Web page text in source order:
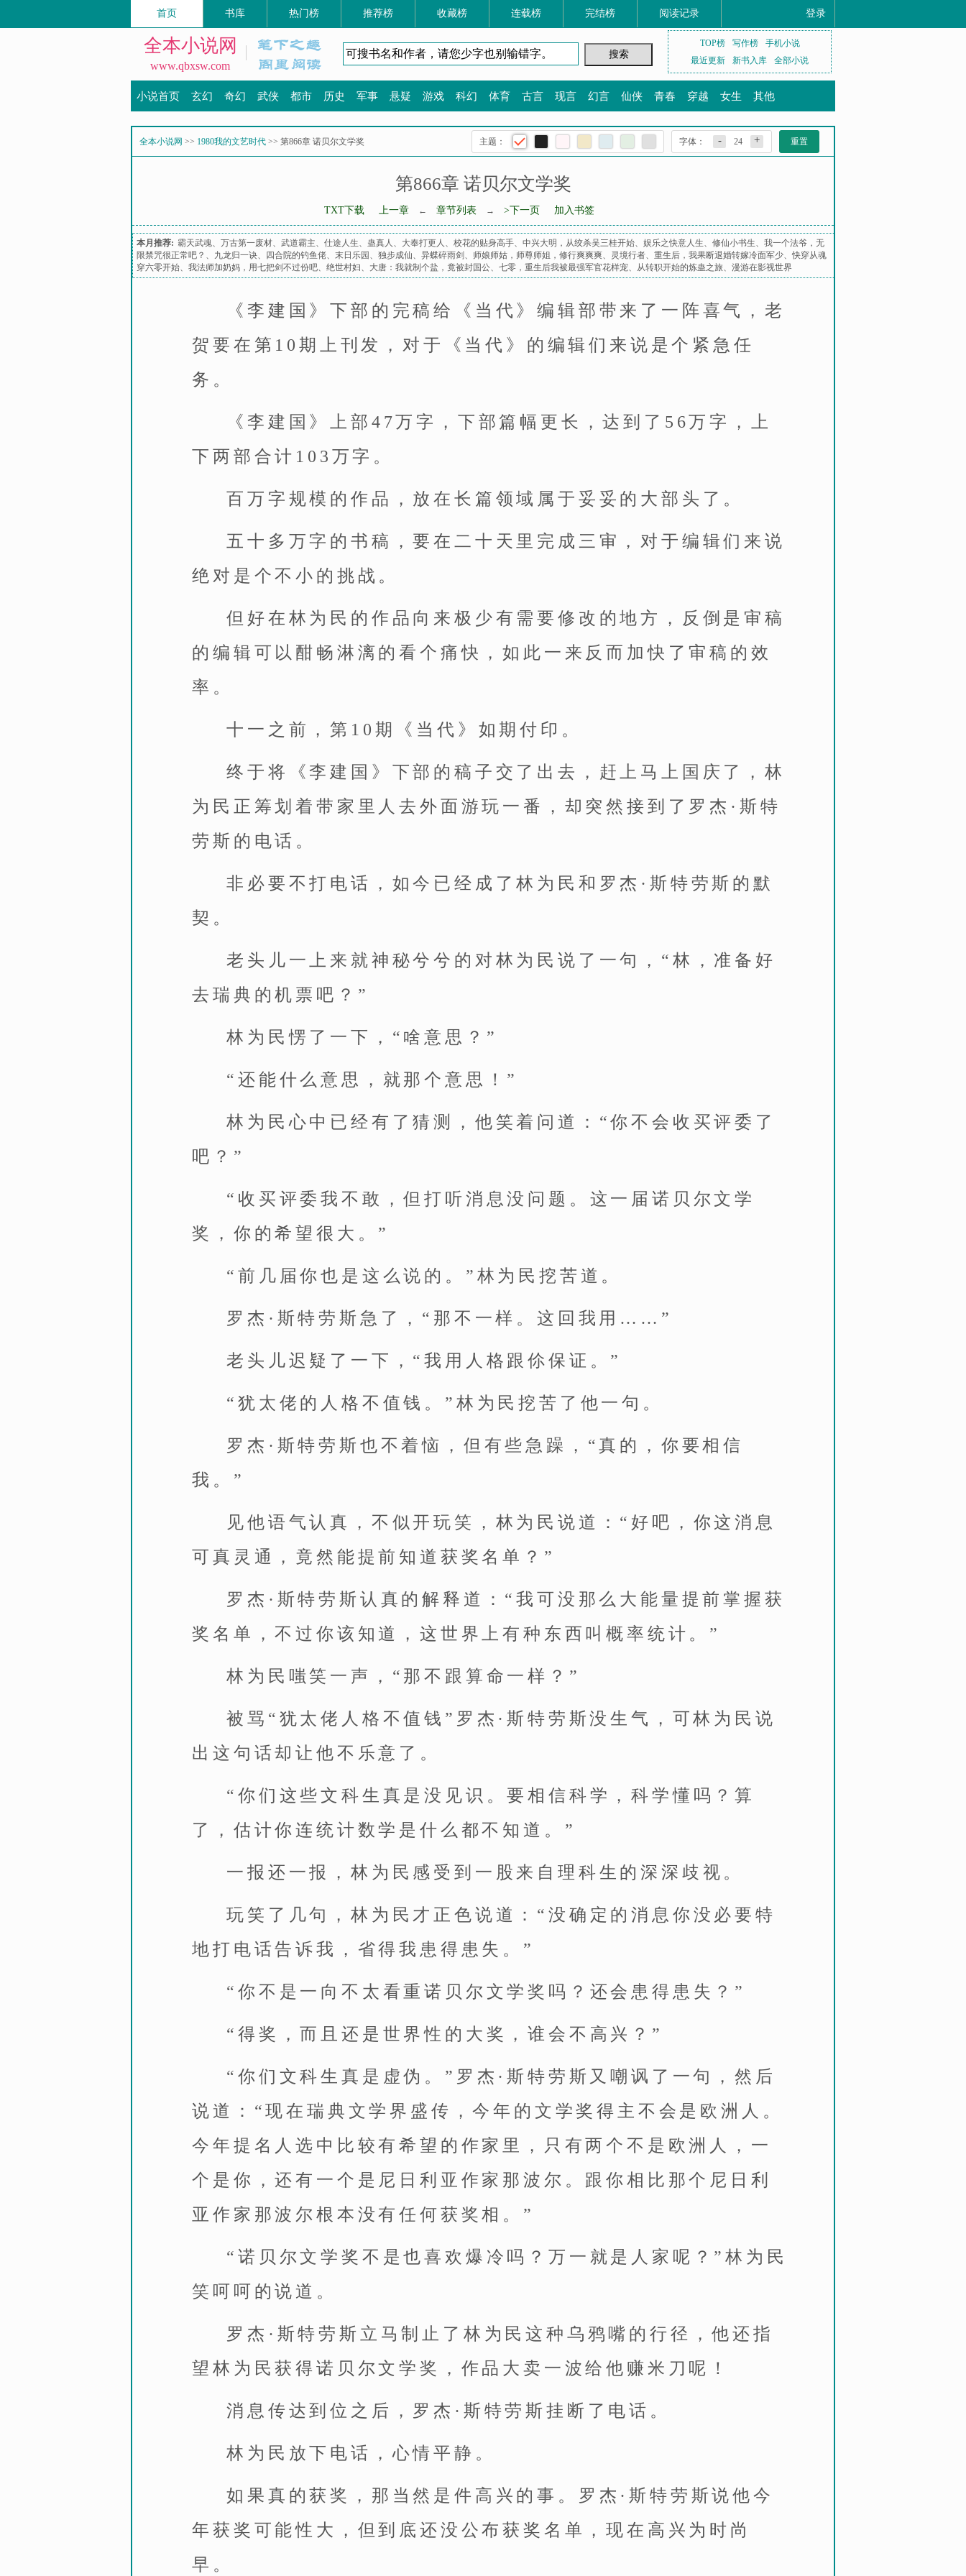
首页 书库 热门榜 推荐榜 收藏榜 连载榜 完结榜 阅读记录 登录
全本小说网
www.qbxsw.com
TOP榜 写作榜
手机小说
最近更新
新书入库 全部小说
小说首页 玄幻 奇幻 武侠 都市 历史 军事 悬疑 游戏 科幻 体育 古言 现言 幻言 仙侠 青春 穿越 女生 其他
全本小说网 >> 1980我的文艺时代 >> 第866章 诺贝尔文学奖 主题： 字体： - 24 + 重置
第866章 诺贝尔文学奖
TXT下载 上一章 ← 章节列表 → >下一页 加入书签
本月推荐: 霸天武魂、 万古第一废材、 武道霸主、 仕途人生、 蛊真人 、 大奉打更人 、 校花的贴身高手、 中兴大明，从绞杀吴三桂开始、 娱乐之快意人生、 修仙小书生、 我一个法爷，无
限禁咒很正常吧？ 、 九龙归一诀、 四合院的钓鱼佬、 末日乐园 、 独步成仙、 异蝶碎雨剑 、 师娘师姑，师尊师姐，修行爽爽爽、 灵境行者、 重生后，我果断退婚转嫁冷面军少、快穿从魂
穿六零开始、 我法师加奶妈，用七把剑不过份吧、 绝世村妇、 大唐：我就制个盐，竟被封国公、 七零，重生后我被最强军官花样宠、 从转职开始的炼蛊之旅、 漫游在影视世界
《李建国》下部的完稿给《当代》编辑部带来了一阵喜气，老
贺要在第10期上刊发，对于《当代》的编辑们来说是个紧急任
务。
《李建国》上部47万字，下部篇幅更长，达到了56万字，上
下两部合计103万字。
百万字规模的作品，放在长篇领域属于妥妥的大部头了。
五十多万字的书稿，要在二十天里完成三审，对于编辑们来说
绝对是个不小的挑战。
但好在林为民的作品向来极少有需要修改的地方，反倒是审稿
的编辑可以酣畅淋漓的看个痛快，如此一来反而加快了审稿的效
率。
十一之前，第10期《当代》如期付印。
终于将《李建国》下部的稿子交了出去，赶上马上国庆了，林
为民正筹划着带家里人去外面游玩一番，却突然接到了罗杰·斯特
劳斯的电话。
非必要不打电话，如今已经成了林为民和罗杰·斯特劳斯的默
契。
老头儿一上来就神秘兮兮的对林为民说了一句，“林，准备好
去瑞典的机票吧？”
林为民愣了一下，“啥意思？”
“还能什么意思，就那个意思！”
林为民心中已经有了猜测，他笑着问道：“你不会收买评委了
吧？”
“收买评委我不敢，但打听消息没问题。这一届诺贝尔文学
奖，你的希望很大。”
“前几届你也是这么说的。”林为民挖苦道。
罗杰·斯特劳斯急了，“那不一样。这回我用……”
老头儿迟疑了一下，“我用人格跟伱保证。”
“犹太佬的人格不值钱。”林为民挖苦了他一句。
罗杰·斯特劳斯也不着恼，但有些急躁，“真的，你要相信
我。”
见他语气认真，不似开玩笑，林为民说道：“好吧，你这消息
可真灵通，竟然能提前知道获奖名单？”
罗杰·斯特劳斯认真的解释道：“我可没那么大能量提前掌握获
奖名单，不过你该知道，这世界上有种东西叫概率统计。”
林为民嗤笑一声，“那不跟算命一样？”
被骂“犹太佬人格不值钱”罗杰·斯特劳斯没生气，可林为民说
出这句话却让他不乐意了。
“你们这些文科生真是没见识。要相信科学，科学懂吗？算
了，估计你连统计数学是什么都不知道。”
一报还一报，林为民感受到一股来自理科生的深深歧视。
玩笑了几句，林为民才正色说道：“没确定的消息你没必要特
地打电话告诉我，省得我患得患失。”
“你不是一向不太看重诺贝尔文学奖吗？还会患得患失？”
“得奖，而且还是世界性的大奖，谁会不高兴？”
“你们文科生真是虚伪。”罗杰·斯特劳斯又嘲讽了一句，然后
说道：“现在瑞典文学界盛传，今年的文学奖得主不会是欧洲人。
今年提名人选中比较有希望的作家里，只有两个不是欧洲人，一
个是你，还有一个是尼日利亚作家那波尔。跟你相比那个尼日利
亚作家那波尔根本没有任何获奖相。”
“诺贝尔文学奖不是也喜欢爆冷吗？万一就是人家呢？”林为民
笑呵呵的说道。
罗杰·斯特劳斯立马制止了林为民这种乌鸦嘴的行径，他还指
望林为民获得诺贝尔文学奖，作品大卖一波给他赚米刀呢！
消息传达到位之后，罗杰·斯特劳斯挂断了电话。
林为民放下电话，心情平静。
如果真的获奖，那当然是件高兴的事。罗杰·斯特劳斯说他今
年获奖可能性大，但到底还没公布获奖名单，现在高兴为时尚
早。